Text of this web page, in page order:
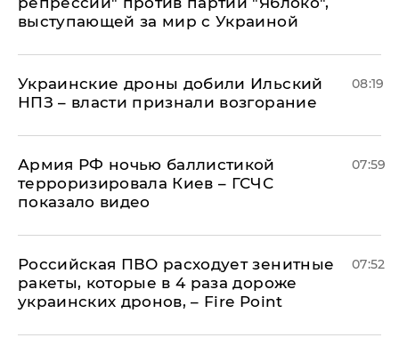
выступающей за мир с Украиной
Украинские дроны добили Ильский
НПЗ – власти признали возгорание
08:19
Армия РФ ночью баллистикой
терроризировала Киев – ГСЧС
показало видео
07:59
Российская ПВО расходует зенитные
ракеты, которые в 4 раза дороже
украинских дронов, – Fire Point
07:52